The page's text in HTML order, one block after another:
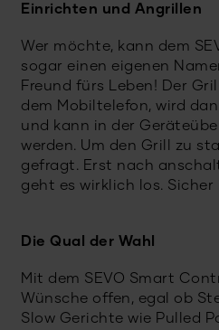
Einrichten und Angrillen
Wer möchte, kann dem
sogar einen eigenen
Freund fürs Leben! Der
dem Mobiltelefon, wird
und kann in der
werden. Um den Grill zu
gefragt. Erst nach
geht es wirklich los. Sicher
Die Qual der Wahl
Mit dem SEVO Smart
Wünsche offen, egal ob
Slow Gerichte wie Pulled